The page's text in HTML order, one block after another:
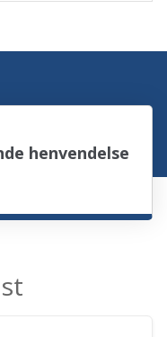
henvendelse